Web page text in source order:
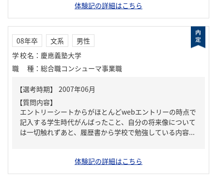
体験記の詳細はこちら
08年卒 文系
男性
学校名 ： 慶應義塾大学
職種 ： 総合職コンシューマ事業職
【質問内容】
エントリーシートからがほとんどwebエントリーの時点で
記入する学生時代がんばったこと、自分の将来像について
は一切触れずあと、履歴書から学校で勉強している内容...
体験記の詳細はこちら